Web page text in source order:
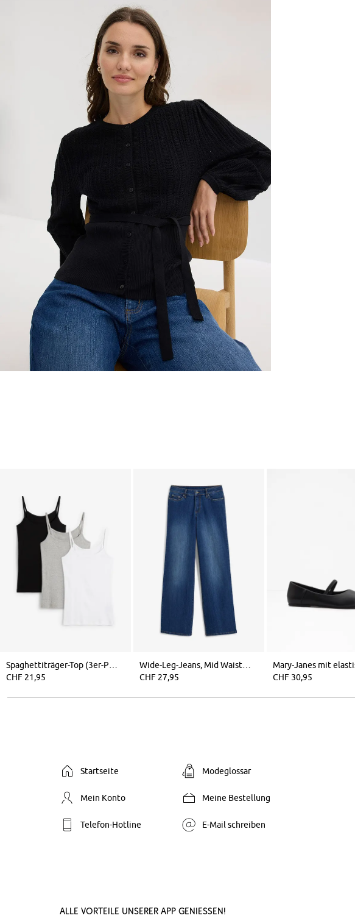
CHF 21,95
CHF 27,95
CHF 30,95
Startseite Modeglossar
Mein Konto Meine Bestellung
Telefon-Hotline E-Mail schreiben
Alle Vorteile unserer App genießen!